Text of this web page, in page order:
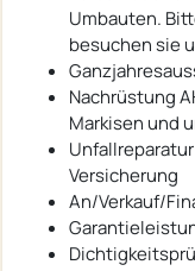
Umbauten.
besuchen sie
Nachrüstung
Markisen und
Versicherung
An/Verkauf/